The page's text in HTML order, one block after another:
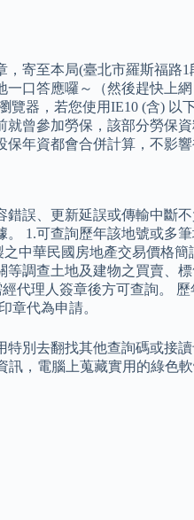
寄至本局(臺北市羅斯福
口答應囉～（然後趕快上
覽器，若您使用IE10 (含)
就曾參加勞保，該部分勞
年資都會合併計算，不影響
誤、更新延誤或傳輸中斷
1.可查詢歷年該地號或
中華民國房地產交易價格
調查土地及建物之買賣、
理人簽章後方可查詢。
章代為申請。
去翻找其他查詢碼或接
訊，電腦上蒐藏實用的綠